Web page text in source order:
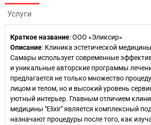
Услуги
Краткое название:ООО «Эликсир»
Описание: Клиника эстетической
Самары использует современные
и уникальные авторские программы
предлагается не только множество
лицом и телом, но и высокий уровень
уютный интерьер. Главным отличием
медицины "Elixir" является комплексный
назначают процедуры после того, как